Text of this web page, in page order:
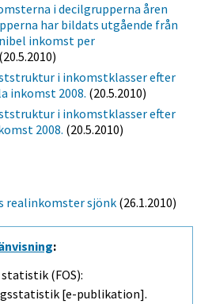
i decilgrupperna åren
har bildats utgående från
inkomst per
(20.5.2010)
i inkomstklasser efter
inkomst 2008. (20.5.2010)
i inkomstklasser efter
2008. (20.5.2010)
realinkomster sjönk (26.1.2010)
:
(FOS):
[e-publikation].